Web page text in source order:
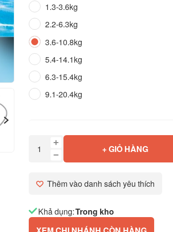
1.3-3.6kg
2.2-6.3kg
3.6-10.8kg
5.4-14.1kg
6.3-15.4kg
9.1-20.4kg
+ GIỎ HÀNG
Thêm vào danh sách yêu thích
Khả dụng:Trong kho